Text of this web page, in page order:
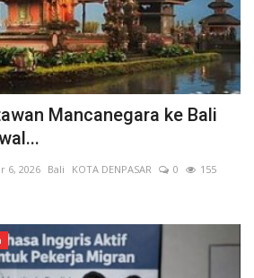
Mancanegara ke Bali
6, 2026 Bali KOTA DENPASAR 0
155